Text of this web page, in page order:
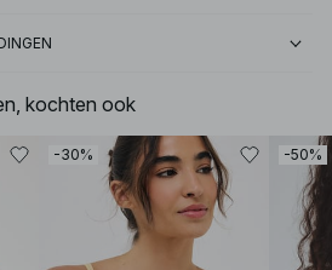
kochten ook
-30% -50%